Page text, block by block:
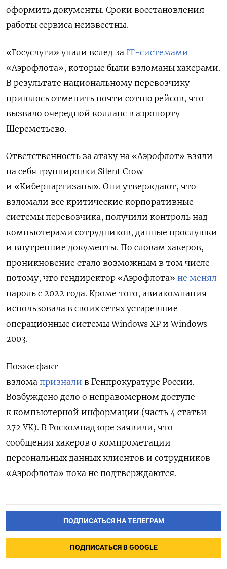
оформить документы. Сроки восстановления
работы сервиса неизвестны.
«Госуслуги» упали вслед за IT-системами
«Аэрофлота», которые были взломаны хакерами.
В результате национальному перевозчику
пришлось отменить почти сотню рейсов, что
вызвало очередной коллапс в аэропорту
Шереметьево.
Ответственность за атаку на «Аэрофлот» взяли
на себя группировки Silent Crow
и «Киберпартизаны». Они утверждают, что
взломали все критические корпоративные
системы перевозчика, получили контроль над
компьютерами сотрудников, данные прослушки
и внутренние документы. По словам хакеров,
проникновение стало возможным в том числе
потому, что гендиректор «Аэрофлота» не менял
пароль с 2022 года. Кроме того, авиакомпания
использовала в своих сетях устаревшие
операционные системы Windows XP и Windows
2003.
Позже факт
взлома признали в Генпрокуратуре России.
Возбуждено дело о неправомерном доступе
к компьютерной информации (часть 4 статьи
272 УК). В Роскомнадзоре заявили, что
сообщения хакеров о компрометации
персональных данных клиентов и сотрудников
«Аэрофлота» пока не подтверждаются.
ПОДПИСАТЬСЯ НА ТЕЛЕГРАМ
ПОДПИСАТЬСЯ В GOOGLE